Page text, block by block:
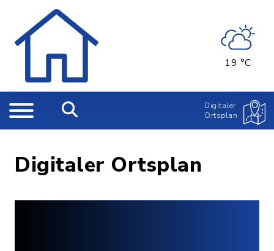
19 °C
Digitaler
Ortsplan
Digitaler Ortsplan